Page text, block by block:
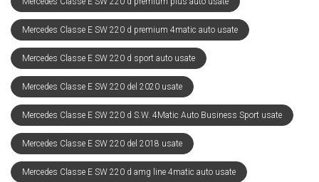
Mercedes Classe E SW 220 d premium 4matic auto usate
Mercedes Classe E SW 220 d sport auto usate
Mercedes Classe E SW 220 del 2020 usate
Mercedes Classe E SW 220 d S.W. 4Matic Auto Business Sport usate
Mercedes Classe E SW 220 del 2018 usate
Mercedes Classe E SW 220 d amg line 4matic auto usate